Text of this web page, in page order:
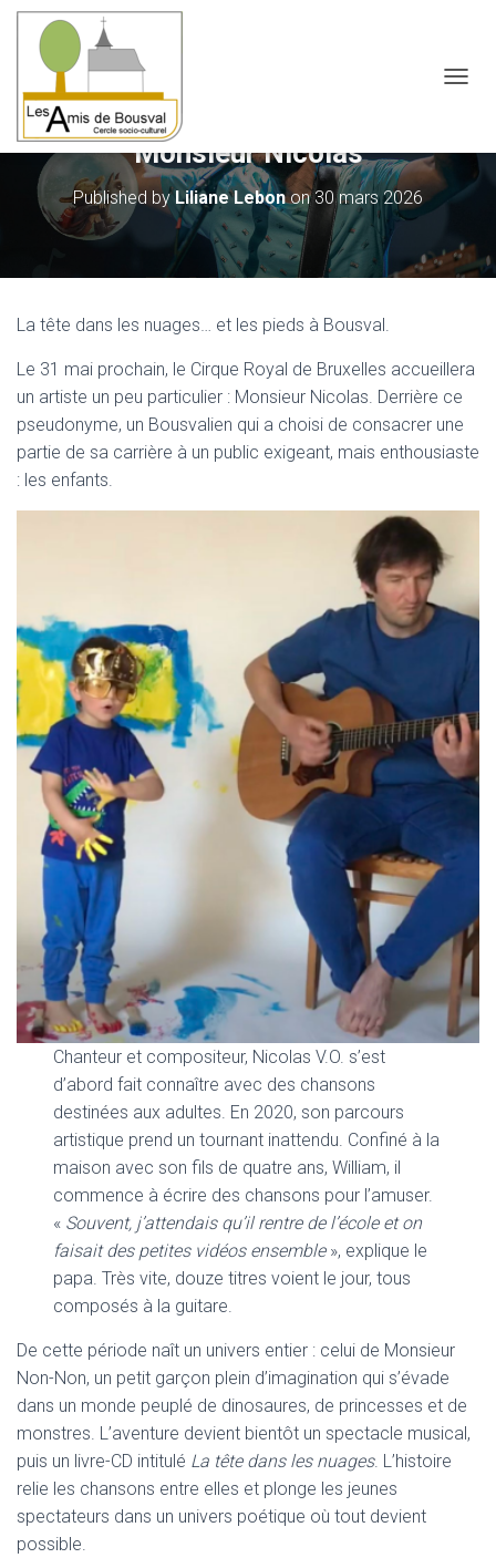
Monsieur Nicolas
Published by Liliane Lebonon30 mars 2026
La tête dans les nuages… et les pieds à Bousval.
Le 31 mai prochain, le Cirque Royal de Bruxelles accueillera
un artiste un peu particulier : Monsieur Nicolas. Derrière ce
pseudonyme, un Bousvalien qui a choisi de consacrer une
partie de sa carrière à un public exigeant, mais enthousiaste
: les enfants.
Chanteur et compositeur, Nicolas V.O. s’est
d’abord fait connaître avec des chansons
destinées aux adultes. En 2020, son parcours
artistique prend un tournant inattendu. Confiné à la
maison avec son fils de quatre ans, William, il
commence à écrire des chansons pour l’amuser.
« Souvent, j’attendais qu’il rentre de l’école et on
faisait des petites vidéos ensemble », explique le
papa. Très vite, douze titres voient le jour, tous
composés à la guitare.
De cette période naît un univers entier : celui de Monsieur
Non-Non, un petit garçon plein d’imagination qui s’évade
dans un monde peuplé de dinosaures, de princesses et de
monstres. L’aventure devient bientôt un spectacle musical,
puis un livre-CD intitulé La tête dans les nuages. L’histoire
relie les chansons entre elles et plonge les jeunes
spectateurs dans un univers poétique où tout devient
possible.